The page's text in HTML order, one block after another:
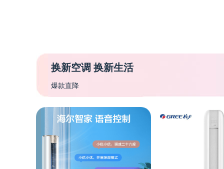
换新空调 换新生活
爆款直降